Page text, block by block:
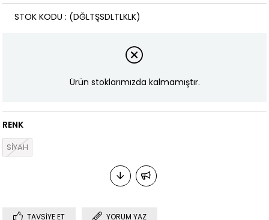
(DĞLTŞSDLTLKLK)
STOK KODU
Ürün stoklarımızda kalmamıştır.
RENK
SİYAH
TAVSIYE ET
YORUM YAZ